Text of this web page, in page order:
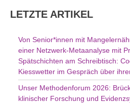
e
LETZTE ARTIKEL
Von Senior*innen mit
einer Netzwerk-Metaanalyse mit
Spätschichten am Schreibtisch:
Kiesswetter im Gespräch über
Unser Methodenforum 2026:
klinischer Forschung und